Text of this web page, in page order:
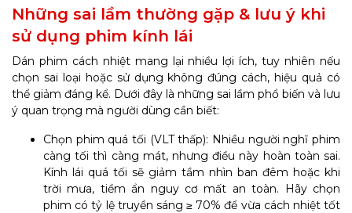
Những sai lầm thường gặp & lưu ý khi
sử dụng phim kính lái
Dán phim cách nhiệt mang lại nhiều lợi ích, tuy nhiên nếu
chọn sai loại hoặc sử dụng không đúng cách, hiệu quả có
thể giảm đáng kể. Dưới đây là những sai lầm phổ biến và lưu
ý quan trọng mà người dùng cần biết:
Chọn phim quá tối (VLT thấp): Nhiều người nghĩ phim
càng tối thì càng mát, nhưng điều này hoàn toàn sai.
Kính lái quá tối sẽ giảm tầm nhìn ban đêm hoặc khi
trời mưa, tiềm ẩn nguy cơ mất an toàn. Hãy chọn
phim có tỷ lệ truyền sáng ≥ 70% để vừa cách nhiệt tốt